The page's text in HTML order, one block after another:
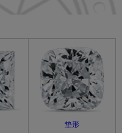
垫形